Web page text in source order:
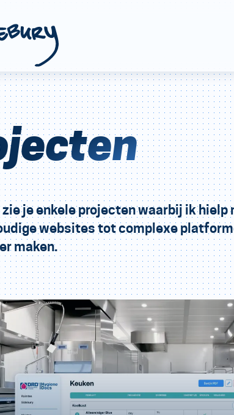
je enkele projecten waarbij ik hielp
websites tot complexe
maken.